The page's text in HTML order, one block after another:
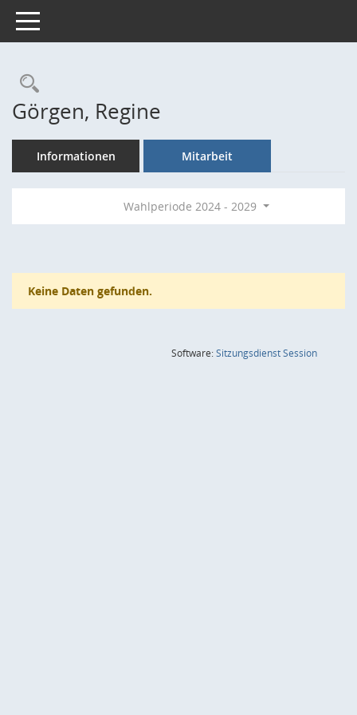
Toggle navigation
Rechercheauswahl
Görgen, Regine
Informationen Mitarbeit
Wahlperiode 2024 - 2029
Keine Daten gefunden.
Software:SitzungsdienstSession(Wird in